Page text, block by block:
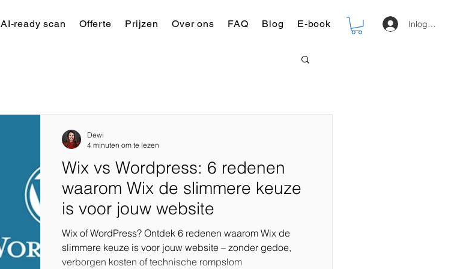
Inloggen
AI-ready scan Offerte Prijzen Over ons FAQ Blog E-book
Wix vs Wordpress: 6 redenen
waarom Wix de slimmere keuze
is voor jouw website
Wix of WordPress? Ontdek 6 redenen waarom Wix de
slimmere keuze is voor jouw website – zonder gedoe,
verborgen kosten of technische rompslom
Dewi
4 minuten om te lezen